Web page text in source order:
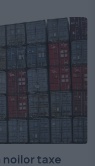
noilor taxe